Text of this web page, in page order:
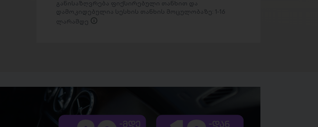
განისაზღვრება ფიქსირებული თანხით და
დამოკიდებულია სესხის თანხის მოცულობაზე: 1-16
ლარამდე